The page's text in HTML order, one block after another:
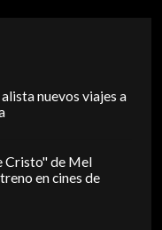
nuevos viajes a
Cristo" de Mel
en cines de